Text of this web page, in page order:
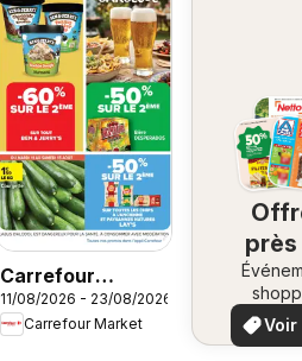
Carrefour
Market Barbecue
11/08/2026 - 23/08/2026
Carrefour Market
près
locaux
Voir